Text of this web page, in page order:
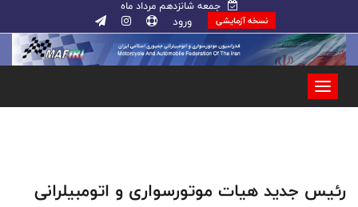
جمعه شانزدهم مرداد ماه
نسخه آزمایشی ورود
رئیس جدید هیات موتورسواری و اتومبیلرانی